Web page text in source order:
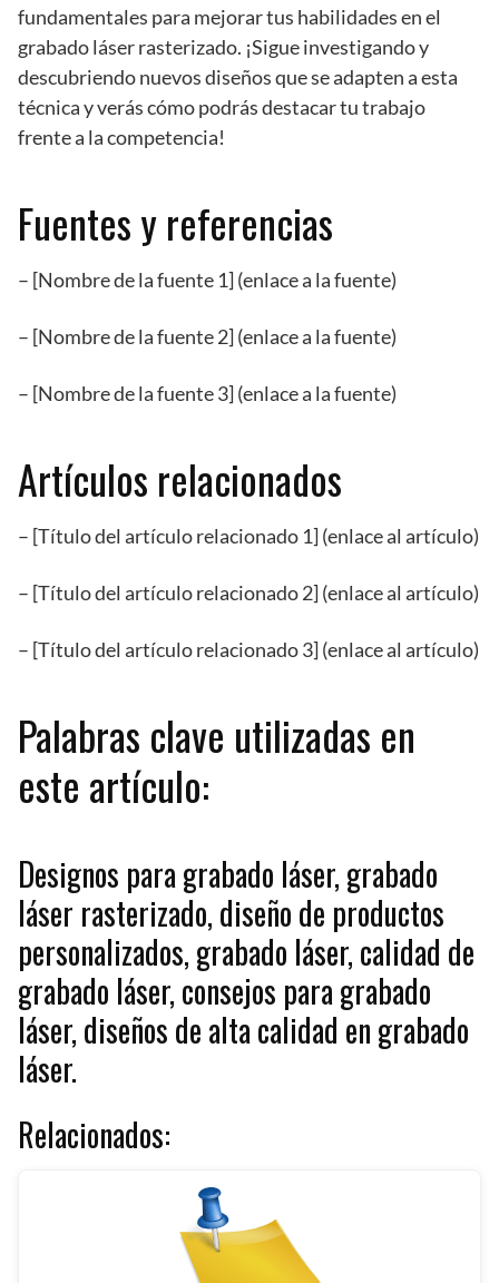
fundamentales para mejorar tus habilidades en el
grabado láser rasterizado. ¡Sigue investigando y
descubriendo nuevos diseños que se adapten a esta
técnica y verás cómo podrás destacar tu trabajo
frente a la competencia!
Fuentes y referencias
– [Nombre de la fuente 1] (enlace a la fuente)
– [Nombre de la fuente 2] (enlace a la fuente)
– [Nombre de la fuente 3] (enlace a la fuente)
Artículos relacionados
– [Título del artículo relacionado 1] (enlace al artículo)
– [Título del artículo relacionado 2] (enlace al artículo)
– [Título del artículo relacionado 3] (enlace al artículo)
Palabras clave utilizadas en
este artículo:
Designos para grabado láser, grabado
láser rasterizado, diseño de productos
personalizados, grabado láser, calidad de
grabado láser, consejos para grabado
láser, diseños de alta calidad en grabado
láser.
Relacionados: